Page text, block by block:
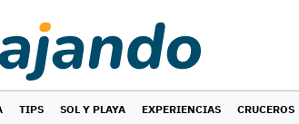
TIPS SOL Y PLAYA EXPERIENCIAS CRUCEROS